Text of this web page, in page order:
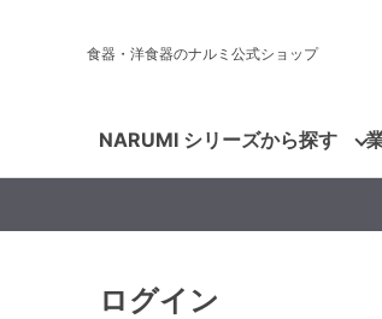
食器・洋食器のナルミ公式ショップ
NARUMI シリーズから探す
ログイン